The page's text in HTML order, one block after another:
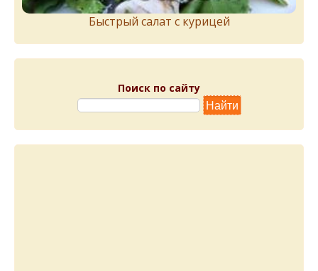
Быстрый салат с курицей
Поиск по сайту